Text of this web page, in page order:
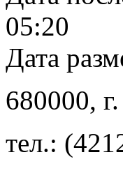
05:20
Дата
680000, г.
тел.: